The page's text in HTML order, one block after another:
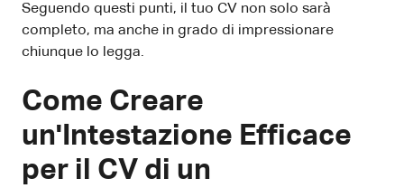
Seguendo questi punti, il tuo CV non solo sarà
completo, ma anche in grado di impressionare
chiunque lo legga.
Come Creare
un'Intestazione Efficace
per il CV di un